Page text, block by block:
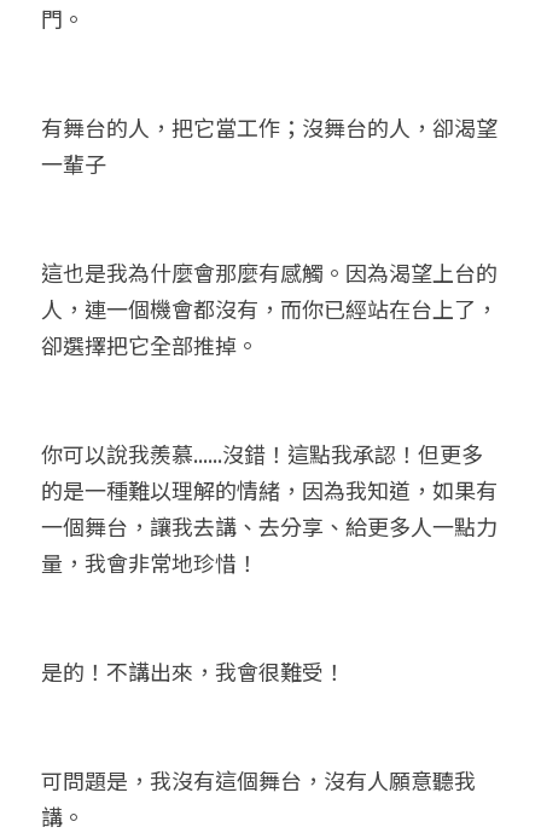
門。
有舞台的人，把它當工作；沒舞台的人，卻渴望
一輩子
這也是我為什麼會那麼有感觸。因為渴望上台的
人，連一個機會都沒有，而你已經站在台上了，
卻選擇把它全部推掉。
你可以說我羨慕......沒錯！這點我承認！但更多
的是一種難以理解的情緒，因為我知道，如果有
一個舞台，讓我去講、去分享、給更多人一點力
量，我會非常地珍惜！
是的！不講出來，我會很難受！
可問題是，我沒有這個舞台，沒有人願意聽我
講。